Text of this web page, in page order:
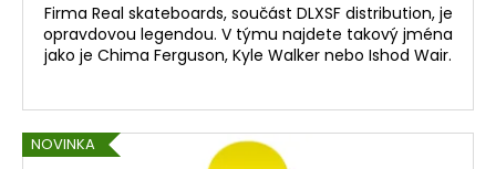
Firma Real skateboards, součást DLXSF distribution, je
opravdovou legendou. V týmu najdete takový jména
jako je Chima Ferguson, Kyle Walker nebo Ishod Wair.
NOVINKA